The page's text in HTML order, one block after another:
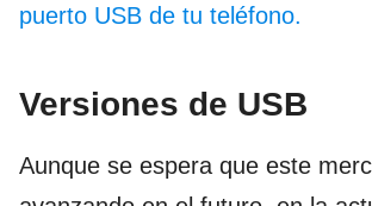
puerto USB de tu teléfono.
Versiones de USB
Aunque se espera que este